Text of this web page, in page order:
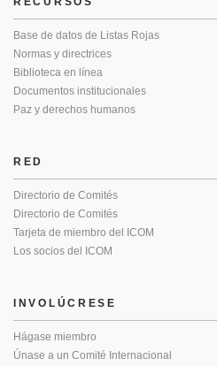
Base de datos de Listas Rojas
Normas y directrices
Biblioteca en línea
Documentos institucionales
Paz y derechos humanos
RED
Directorio de Comités
Directorio de Comités
Tarjeta de miembro del ICOM
Los socios del ICOM
INVOLÚCRESE
Hágase miembro
Únase a un Comité Internacional